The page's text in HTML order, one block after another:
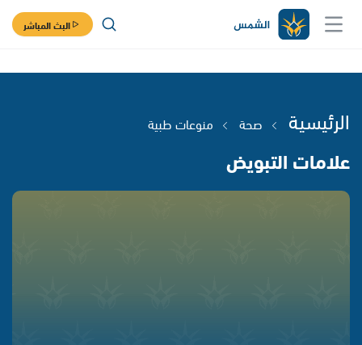
البث المباشر
الرئيسية صحة منوعات طبية
علامات التبويض